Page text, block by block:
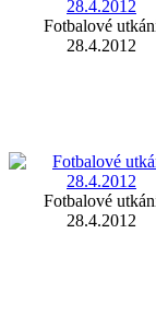
Fotbalové
28.4.2012
Fotbalové
28.4.2012